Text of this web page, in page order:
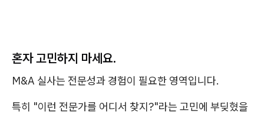
혼자 고민하지 마세요.
M&A 실사는 전문성과 경험이 필요한 영역입니다.
특히 "이런 전문가를 어디서 찾지?"라는 고민에 부딪혔을